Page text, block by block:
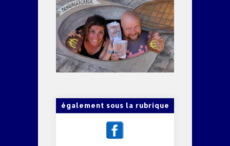
également sous la rubrique